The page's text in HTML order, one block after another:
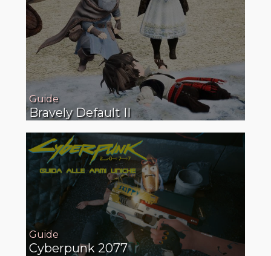
Guide
Bravely Default II
Guide
Cyberpunk 2077